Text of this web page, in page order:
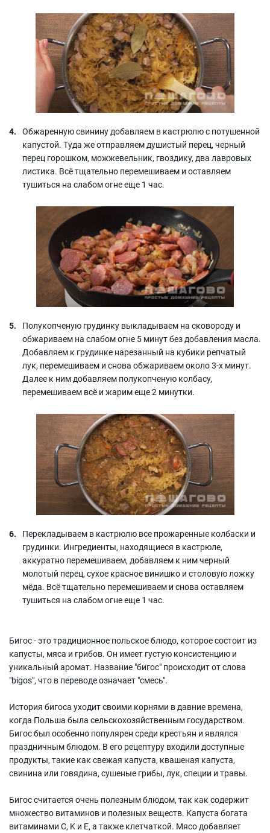
Обжаренную свинину добавляем в кастрюлю с потушенной
капустой. Туда же отправляем душистый перец, черный
перец горошком, можжевельник, гвоздику, два лавровых
листика. Всё тщательно перемешиваем и оставляем
тушиться на слабом огне еще 1 час.
Полукопченую грудинку выкладываем на сковороду и
обжариваем на слабом огне 5 минут без добавления масла.
Добавляем к грудинке нарезанный на кубики репчатый
лук, перемешиваем и снова обжариваем около 3-х минут.
Далее к ним добавляем полукопченую колбасу,
перемешиваем всё и жарим еще 2 минутки.
Перекладываем в кастрюлю все прожаренные колбаски и
грудинки. Ингредиенты, находящиеся в кастрюле,
аккуратно перемешиваем, добавляем к ним черный
молотый перец, сухое красное винишко и столовую ложку
мёда. Всё тщательно перемешиваем и снова оставляем
тушиться на слабом огне еще 1 час.
Бигос - это традиционное польское блюдо, которое состоит из
капусты, мяса и грибов. Он имеет густую консистенцию и
уникальный аромат. Название "бигос" происходит от слова
"bigos", что в переводе означает "смесь".
История бигоса уходит своими корнями в давние времена,
когда Польша была сельскохозяйственным государством.
Бигос был особенно популярен среди крестьян и являлся
праздничным блюдом. В его рецептуру входили доступные
продукты, такие как свежая капуста, квашеная капуста,
свинина или говядина, сушеные грибы, лук, специи и травы.
Бигос считается очень полезным блюдом, так как содержит
множество витаминов и полезных веществ. Капуста богата
витаминами C, K и E, а также клетчаткой. Мясо добавляет